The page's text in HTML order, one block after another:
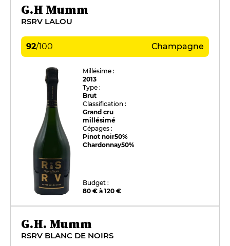
G.H Mumm
RSRV LALOU
92/100 Champagne
Millésime :
2013
Type :
Brut
Classification :
Grand cru
millésimé
Cépages :
Pinot noir50%
Chardonnay50%
Budget :
80 € à 120 €
G.H. Mumm
RSRV BLANC DE NOIRS